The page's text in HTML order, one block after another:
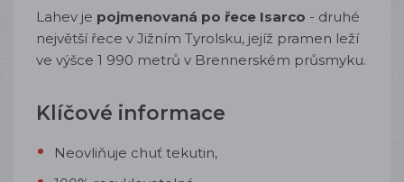
Lahev je pojmenovaná po řece Isarco - druhé
největší řece v Jižním Tyrolsku, jejíž pramen leží
ve výšce 1 990 metrů v Brennerském průsmyku.
Klíčové informace
Neovliňuje chuť tekutin,